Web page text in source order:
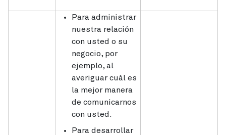
Para administrar
nuestra relación
con usted o su
negocio, por
ejemplo, al
averiguar cuál es
la mejor manera
de comunicarnos
con usted.
Para desarrollar